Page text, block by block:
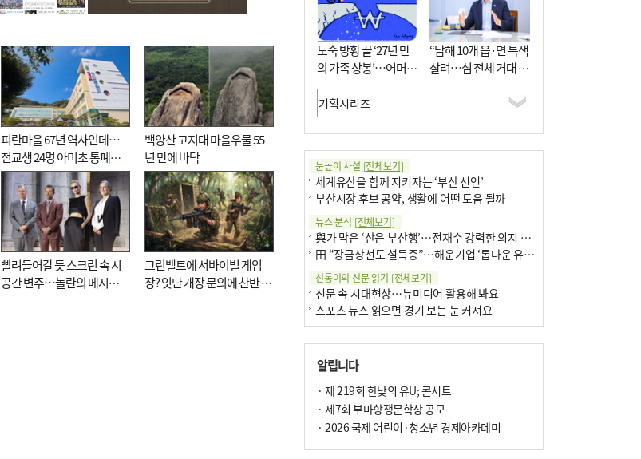
피란마을 67년 역사인데…
전교생 24명 아미초 통폐합
기로
백양산 고지대 마을우물 55
년 만에 바닥
빨려들어갈 듯 스크린 속 시
공간 변주…놀란의 메시지
그린벨트에 서바이벌 게임
장? 잇단 개장 문의에 찬반 논
노숙 방황 끝 ‘27년 만
의 가족 상봉’…어머니
와 행복 꿈꿔
“남해 10개 읍·면 특색
살려…섬 전체 거대 정
원으로 조성”
눈높이 사설 [전체보기]
세계유산을 함께 지키자는 ‘부산 선언’
부산시장 후보 공약, 생활에 어떤 도움 될까
뉴스 분석 [전체보기]
與가 막은 ‘산은 부산행’…전재수 강력한 의지 표명 없인 공염불
田 “장금상선도 설득중”…해운기업 ‘톱다운 유치전’ 가속
신통이의 신문 읽기 [전체보기]
신문 속 시대현상…뉴미디어 활용해 봐요
스포츠 뉴스 읽으면 경기 보는 눈 커져요
구·군 승진 축하화분 관행 없애자니 소상공인 울상
팩트체크[전체보기]
알립니다
· 제 219회 한낮의 유U; 콘서트
· 제7회 부마항쟁문학상 공모
· 2026 국제 어린이·청소년 경제아카데미